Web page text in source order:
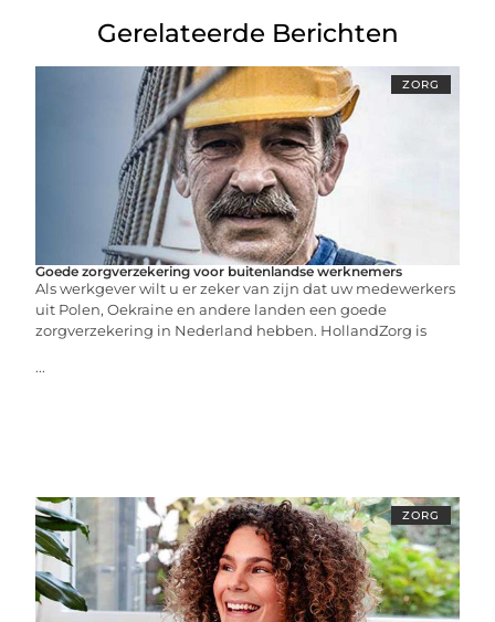
Gerelateerde Berichten
ZORG
Goede zorgverzekering voor buitenlandse werknemers
Als werkgever wilt u er zeker van zijn dat uw medewerkers
uit Polen, Oekraine en andere landen een goede
zorgverzekering in Nederland hebben. HollandZorg is
...
ZORG